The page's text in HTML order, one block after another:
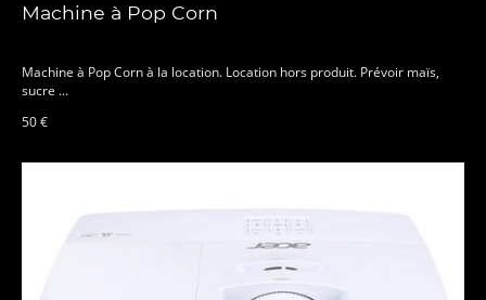
Machine à Pop Corn
Machine à Pop Corn à la location. Location hors produit. Prévoir maïs,
sucre ...
50 €